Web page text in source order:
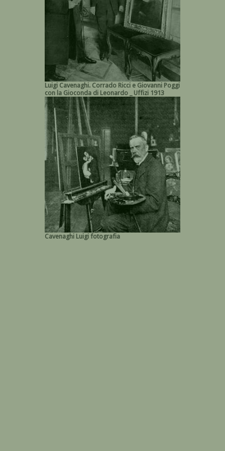
Luigi Cavenaghi. Corrado Ricci e Giovanni Poggi
con la Gioconda di Leonardo _ Uffizi 1913
Cavenaghi Luigi fotografia